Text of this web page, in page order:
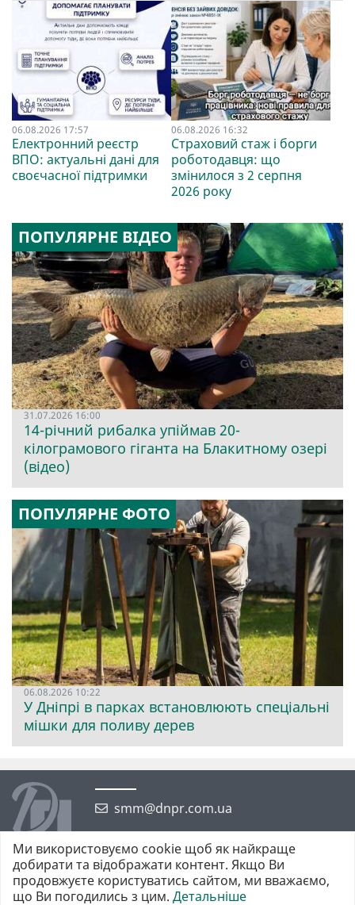
06.08.2026 17:57
Електронний реєстр
ВПО: актуальні дані для
своєчасної підтримки
06.08.2026 16:32
Страховий стаж і борги
роботодавця: що
змінилося з 2 серпня
2026 року
ПОПУЛЯРНЕ ВІДЕО
31.07.2026 16:00
14-річний рибалка упіймав 20-
кілограмового гіганта на Блакитному озері
(відео)
ПОПУЛЯРНЕ ФОТО
06.08.2026 10:22
У Дніпрі в парках встановлюють спеціальні
мішки для поливу дерев
smm@dnpr.com.ua
Ми використовуємо cookie щоб як найкраще
добирати та відображати контент. Якщо Ви
продовжуєте користуватись сайтом, ми вважаємо,
що Ви погодились з цим. Детальніше